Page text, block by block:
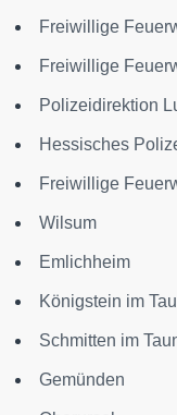
Freiwillige
Freiwillige
Polizeidirektion
Hessisches
Freiwillige
Wilsum
Emlichheim
Königstein im
Schmitten im
Gemünden